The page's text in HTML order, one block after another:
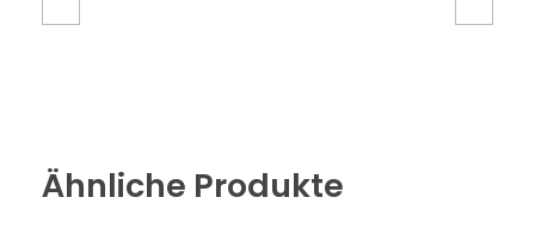
Ähnliche Produkte